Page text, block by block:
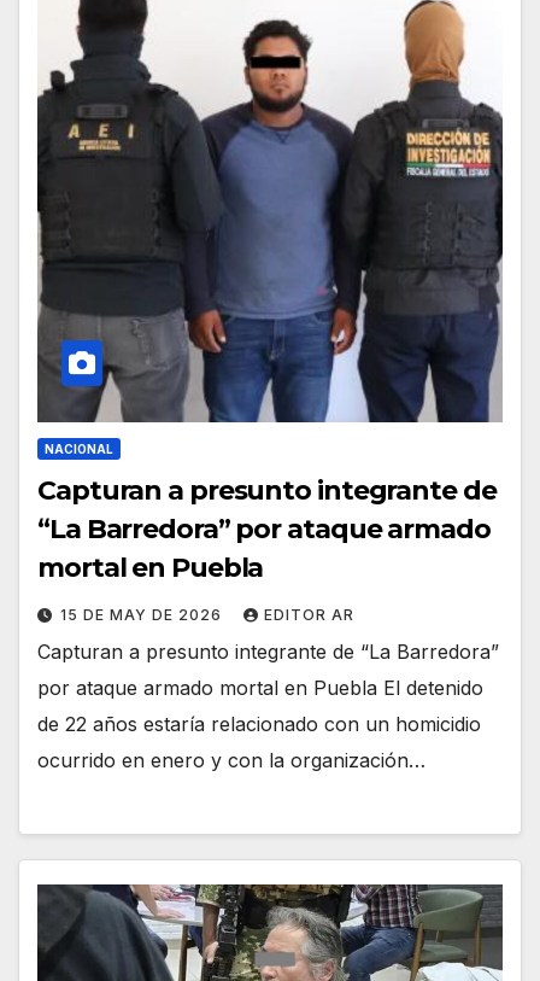
NACIONAL
Capturan a presunto integrante de
“La Barredora” por ataque armado
mortal en Puebla
15 DE MAY DE 2026 EDITOR AR
Capturan a presunto integrante de “La Barredora”
por ataque armado mortal en Puebla El detenido
de 22 años estaría relacionado con un homicidio
ocurrido en enero y con la organización…